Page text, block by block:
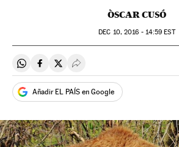
ÒSCAR CUSÓ
DEC 10, 2016 - 14:59 EST
Compartir en Whatsapp
Compartir en Facebook
Compartir en Twitter
Desplegar Redes Sociales
Añadir EL PAÍS en Google